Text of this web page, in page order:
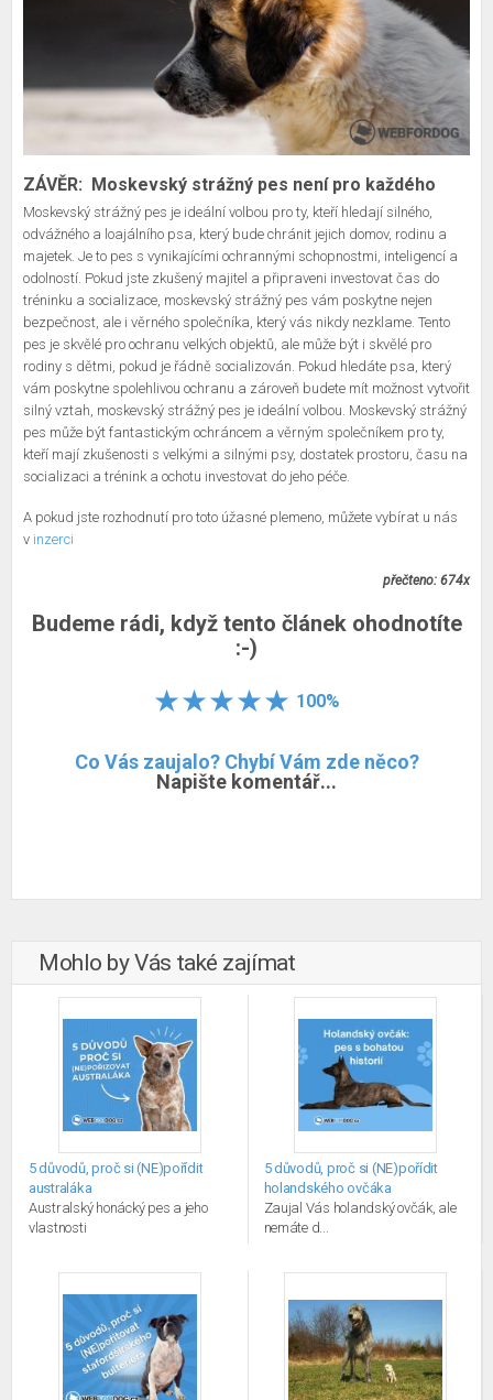
ZÁVĚR: Moskevský strážný pes není pro každého
Moskevský strážný pes je ideální volbou pro ty, kteří hledají silného,
odvážného a loajálního psa, který bude chránit jejich domov, rodinu a
majetek. Je to pes s vynikajícími ochrannými schopnostmi, inteligencí a
odolností. Pokud jste zkušený majitel a připraveni investovat čas do
tréninku a socializace, moskevský strážný pes vám poskytne nejen
bezpečnost, ale i věrného společníka, který vás nikdy nezklame. Tento
pes je skvělé pro ochranu velkých objektů, ale může být i skvělé pro
rodiny s dětmi, pokud je řádně socializován. Pokud hledáte psa, který
vám poskytne spolehlivou ochranu a zároveň budete mít možnost vytvořit
silný vztah, moskevský strážný pes je ideální volbou. Moskevský strážný
pes může být fantastickým ochráncem a věrným společníkem pro ty,
kteří mají zkušenosti s velkými a silnými psy, dostatek prostoru, času na
socializaci a trénink a ochotu investovat do jeho péče.
A pokud jste rozhodnutí pro toto úžasné plemeno, můžete vybírat u nás
v inzerci
přečteno: 674x
Budeme rádi, když tento článek ohodnotíte
:-)
100%
Co Vás zaujalo? Chybí Vám zde něco?
Napište komentář...
Mohlo by Vás také zajímat
5 důvodů, proč si (NE)pořídit
australáka
Australský honácký pes a jeho
vlastnosti
5 důvodů, proč si (NE)pořídit
holandského ovčáka
Zaujal Vás holandský ovčák, ale
nemáte d...